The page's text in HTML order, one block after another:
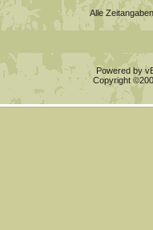
Alle
Powered by
Copyright